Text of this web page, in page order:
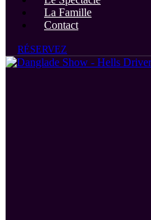
La Famille
Contact
RÉSERVEZ